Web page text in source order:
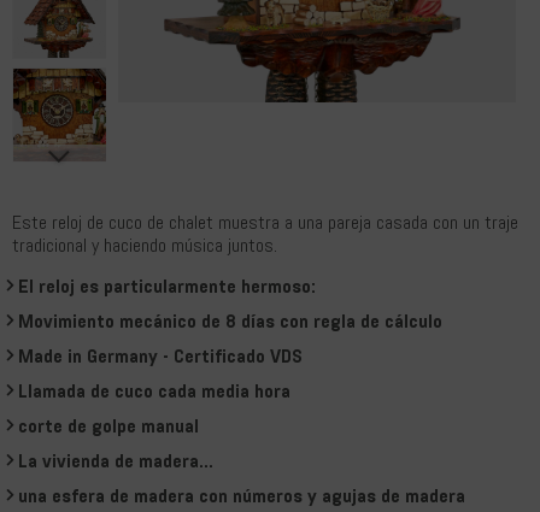
Este reloj de cuco de chalet muestra a una pareja casada con un traje
tradicional y haciendo música juntos.
El reloj es particularmente hermoso:
Movimiento mecánico de 8 días con regla de cálculo
Made in Germany - Certificado VDS
Llamada de cuco cada media hora
corte de golpe manual
La vivienda de madera...
una esfera de madera con números y agujas de madera